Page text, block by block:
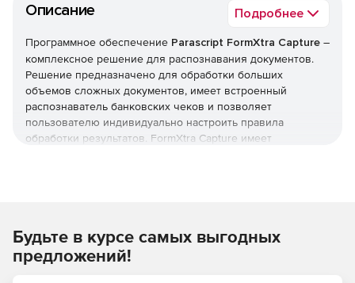
Описание Подробнее
Программное обеспечение Parascript FormXtra Capture –
комплексное решение для распознавания документов.
Решение предназначено для обработки больших
объемов сложных документов, имеет встроенный
распознаватель банковских чеков и позволяет
пользователю индивидуально настроить правила
обработки результатов. FormXtra Capture имеет
компании, банки) могут осуществить автоматизацию
полного цикла обработки данных, получив возможность
контролировать процессы распознавания и ввода
Будьте в курсе самых выгодных
предложений!